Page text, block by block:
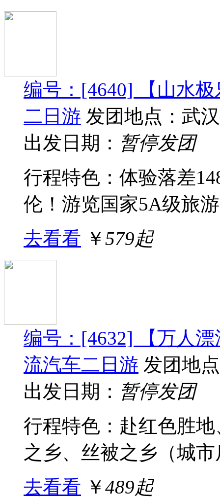
编号：[4640] 【山水
二日游 发团地点：武汉
出发日期： 暂停发团
行程特色：体验落差
伦！游览国家5A级旅
去看看 ￥579起
编号：[4632] 【万人
流汽车二日游 发团地
出发日期： 暂停发团
行程特色：赴红色胜
之乡、丝被之乡（城
去看看 ￥489起